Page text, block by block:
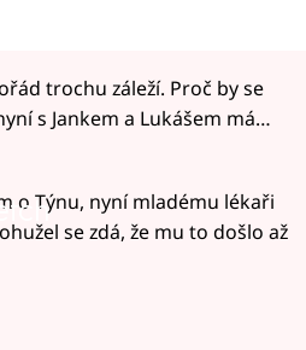
trochu záleží. Proč by se
s Jankem a Lukášem má…
o Týnu, nyní mladému lékaři
se zdá, že mu to došlo až